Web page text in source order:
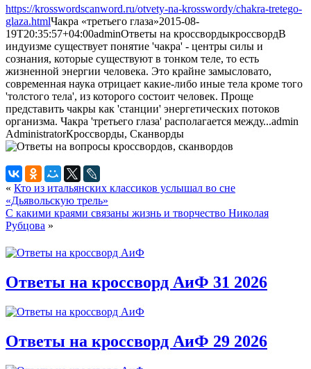
https://krosswordscanword.ru/otvety-na-krosswordy/chakra-tretego-
glaza.htmlЧакра «третьего глаза»2015-08-
19T20:35:57+04:00adminОтветы на кроссвордыкроссвордВ
индуизме существует понятие 'чакра' - центры силы и
сознания, которые существуют в тонком теле, то есть
жизненной энергии человека. Это крайне замысловато,
современная наука отрицает какие-либо иные тела кроме того
'толстого тела', из которого состоит человек. Проще
представить чакры как 'станции' энергетических потоков
организма. Чакра 'третьего глаза' располагается между...admin
AdministratorКроссворды, Сканворды
« Кто из итальянских классиков услышал во сне
«Дьявольскую трель»
С какими краями связаны жизнь и творчество Николая
Рубцова »
Ответы на кроссворд АиФ 31 2026
Ответы на кроссворд АиФ 29 2026